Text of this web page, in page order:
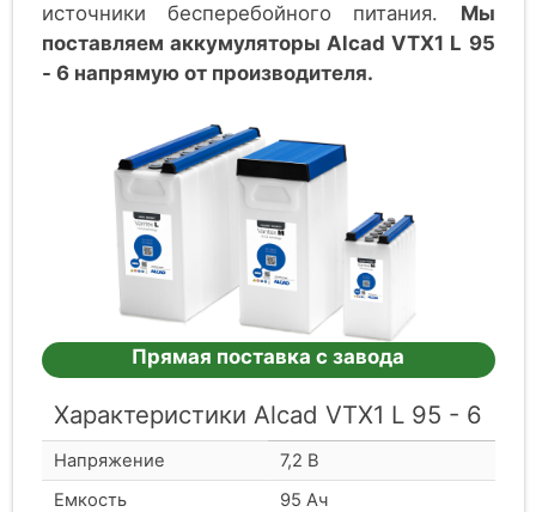
источники бесперебойного питания.
Мы
поставляем аккумуляторы Alcad VTX1 L 95
- 6 напрямую от производителя.
Прямая поставка с завода
Характеристики Alcad VTX1 L 95 - 6
Напряжение
7,2 В
Емкость
95 Ач